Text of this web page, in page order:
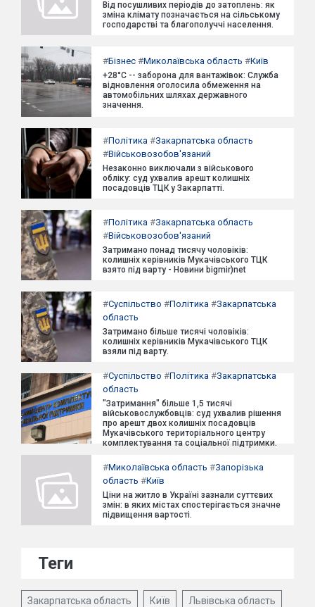
Від посушливих періодів до затоплень: як
зміна клімату позначається на сільському
господарстві та благополуччі населення.
#Бізнес #Миколаївська область #Київ
+28°C -- заборона для вантажівок: Служба
відновлення оголосила обмеження на
автомобільних шляхах державного
значення.
#Політика #Закарпатська область
#Військовозобов'язаний
Незаконно виключали з військового
обліку: суд ухвалив арешт колишніх
посадовців ТЦК у Закарпатті.
#Політика #Закарпатська область
#Військовозобов'язаний
Затримано понад тисячу чоловіків:
колишніх керівників Мукачівського ТЦК
взято під варту - Новини bigmir)net
#Суспільство #Політика #Закарпатська
область
Затримано більше тисячі чоловіків:
колишніх керівників Мукачівського ТЦК
взяли під варту.
#Суспільство #Політика #Закарпатська
область
"Затримання" більше 1,5 тисячі
військовослужбовців: суд ухвалив рішення
про арешт двох колишніх посадовців
Мукачівського територіального центру
комплектування та соціальної підтримки.
#Миколаївська область #Запорізька
область #Київ
Ціни на житло в Україні зазнали суттєвих
змін: в яких містах спостерігається значне
підвищення вартості.
Теги
Закарпатська область Київ Львівська область